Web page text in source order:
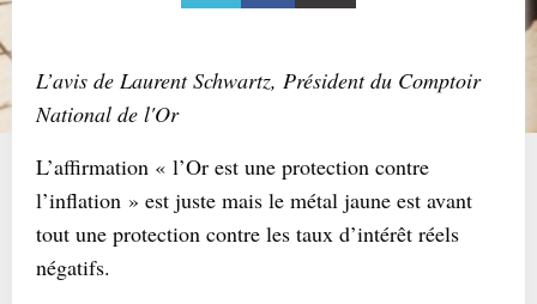
L’avis de Laurent Schwartz, Président du Comptoir
National de l'Or
L’affirmation « l’Or est une protection contre
l’inflation » est juste mais le métal jaune est avant
tout une protection contre les taux d’intérêt réels
négatifs.